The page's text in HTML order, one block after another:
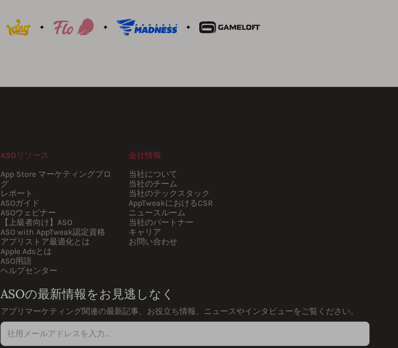
ASOリソース
App Store マーケティングブロ
グ
レポート
ASOガイド
ASOウェビナー
【上級者向け】ASO
ASO with AppTweak認定資格
アプリストア最適化とは
Apple Adsとは
ASO用語
ヘルプセンター
会社情報
当社について
当社のチーム
当社のテックスタック
AppTweakにおけるCSR
ニュースルーム
当社のパートナー
キャリア
お問い合わせ
ASOの最新情報をお見逃しなく
アプリマーケティング関連の最新記事、お役立ち情報、ニュースやインタビューをご覧ください。
社用メールアドレスを入力…